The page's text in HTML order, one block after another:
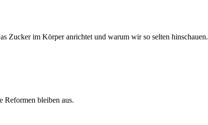
Zucker im Körper anrichtet und warum wir so selten hinschauen.
Reformen bleiben aus.